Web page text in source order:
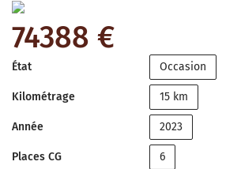
74388 €
État Occasion
Kilométrage 15 km
Année 2023
Places CG 6